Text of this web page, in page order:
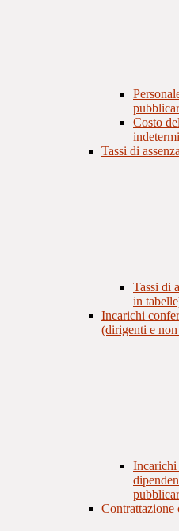
Costo
Tassi di assenza
Tassi di
in
Incarichi
(dirigenti e
Incarichi
Contrattazione